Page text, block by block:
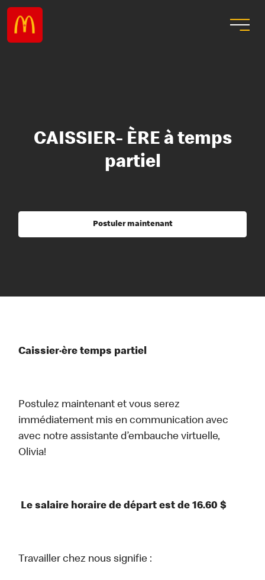
CAISSIER- ÈRE à temps
partiel
Postuler maintenant
Caissier·ère temps partiel
Postulez maintenant et vous serez
immédiatement mis en communication avec
avec notre assistante d’embauche virtuelle,
Olivia!
Le salaire horaire de départ est de 16.60 $
Travailler chez nous signifie :